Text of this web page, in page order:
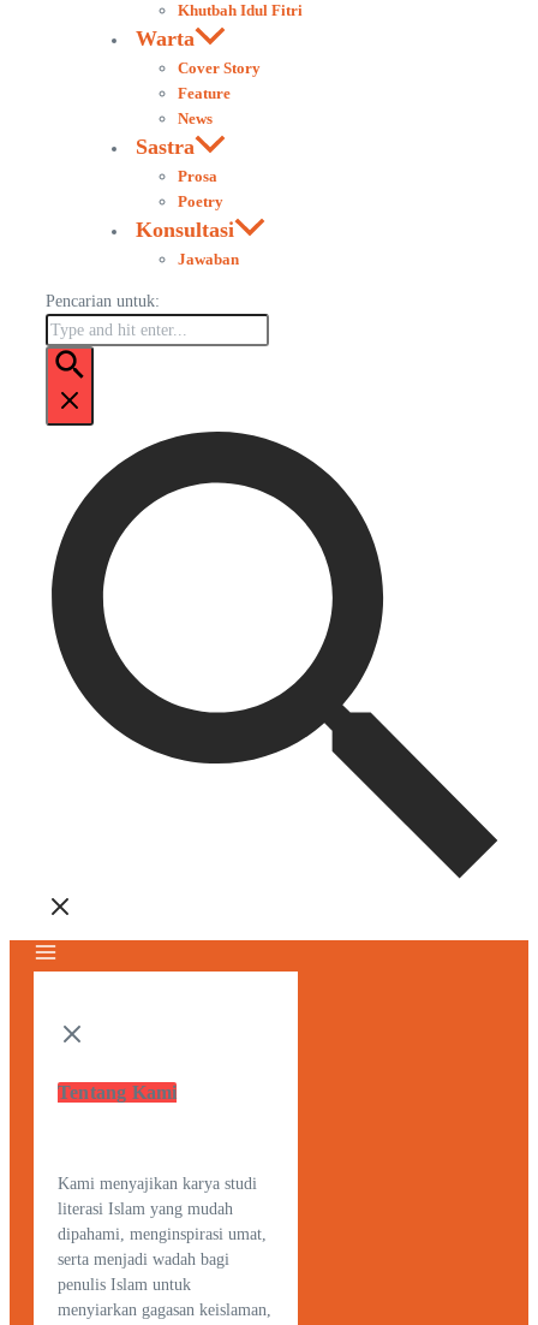
Khutbah Idul Fitri
Warta
Cover Story
Feature
News
Sastra
Prosa
Poetry
Konsultasi
Jawaban
Pencarian untuk:
Tentang Kami
Kami menyajikan karya studi
literasi Islam yang mudah
dipahami, menginspirasi umat,
serta menjadi wadah bagi
penulis Islam untuk
menyiarkan gagasan keislaman,